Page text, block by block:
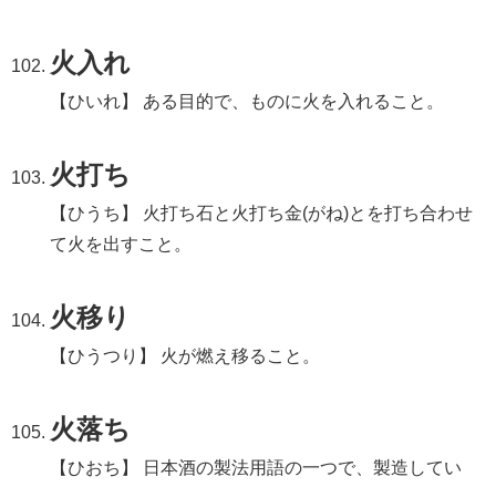
火入れ
【ひいれ】 ある目的で、ものに火を入れること。
火打ち
【ひうち】 火打ち石と火打ち金(がね)とを打ち合わせ
て火を出すこと。
火移り
【ひうつり】 火が燃え移ること。
火落ち
【ひおち】 日本酒の製法用語の一つで、製造してい